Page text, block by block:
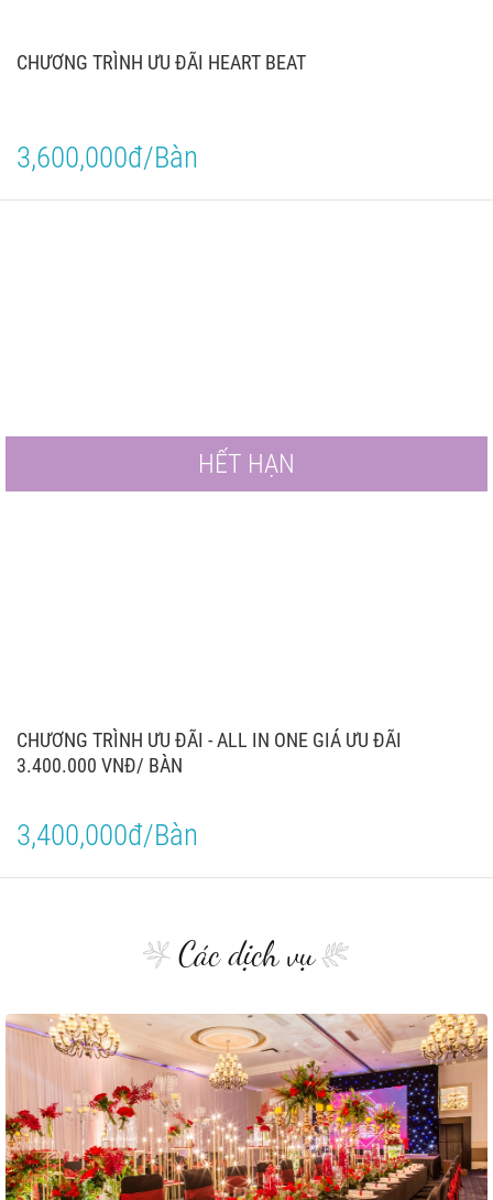
CHƯƠNG TRÌNH ƯU ĐÃI HEART BEAT
3,600,000đ/Bàn
HẾT HẠN
CHƯƠNG TRÌNH ƯU ĐÃI - ALL IN ONE GIÁ ƯU ĐÃI
3.400.000 VNĐ/ BÀN
3,400,000đ/Bàn
Các dịch vụ